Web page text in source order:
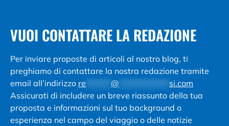
VUOI CONTATTARE LA REDAZIONE
Per inviare proposte di articoli al nostro blog, ti
preghiamo di contattare la nostra redazione tramite
email all’indirizzo re @
si.com
Assicurati di includere un breve riassunto della tua
proposta e informazioni sul tuo background o
esperienza nel campo del viaggio o delle notizie